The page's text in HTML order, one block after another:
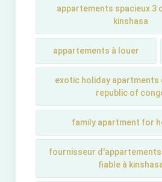
appartements spacieux 3
kinshasa
appartements à louer
exotic holiday
republic of
family apartment for
fournisseur d'appartements
fiable à